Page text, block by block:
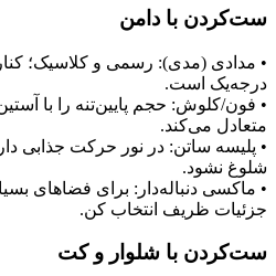
ست‌کردن با دامن
• مدادی (مدی): رسمی و کلاسیک؛
درجه‌یک است.
• فون/کلوش: حجم پایین‌تنه را با
متعادل می‌کند.
• پلیسه ساتن: در نور حرکت جذابی
شلوغ نشود.
• ماکسی دنباله‌دار: برای فضاهای
جزئیات ظریف انتخاب کن.
ست‌کردن با شلوار و کت